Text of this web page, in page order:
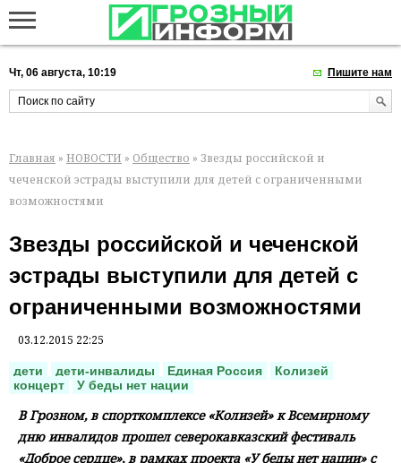
Чт, 06 августа, 10:19 Пишите нам
Главная » НОВОСТИ » Общество » Звезды российской и
чеченской эстрады выступили для детей с ограниченными
возможностями
Звезды российской и чеченской
эстрады выступили для детей с
ограниченными возможностями
03.12.2015 22:25
дети дети-инвалиды Единая Россия
Колизей
концерт
У беды нет нации
В Грозном, в спорткомплексе «Колизей» к Всемирному
дню инвалидов прошел северокавказский фестиваль
«Доброе сердце», в рамках проекта «У беды нет нации» с